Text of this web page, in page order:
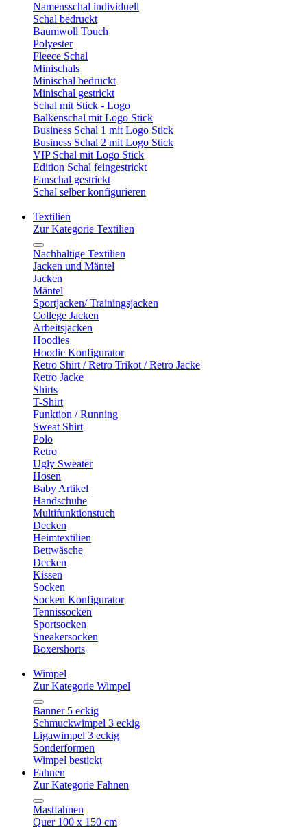
Namensschal individuell
Schal bedruckt
Baumwoll Touch
Polyester
Fleece Schal
Minischals
Minischal bedruckt
Minischal gestrickt
Schal mit Stick - Logo
Balkenschal mit Logo Stick
Business Schal 1 mit Logo Stick
Business Schal 2 mit Logo Stick
VIP Schal mit Logo Stick
Edition Schal feingestrickt
Fanschal gestrickt
Schal selber konfigurieren
Textilien
Zur Kategorie Textilien
Nachhaltige Textilien
Jacken und Mäntel
Jacken
Mäntel
Sportjacken/ Trainingsjacken
College Jacken
Arbeitsjacken
Hoodies
Hoodie Konfigurator
Retro Shirt / Retro Trikot / Retro Jacke
Retro Jacke
Shirts
T-Shirt
Funktion / Running
Sweat Shirt
Polo
Retro
Ugly Sweater
Hosen
Baby Artikel
Handschuhe
Multifunktionstuch
Decken
Heimtextilien
Bettwäsche
Decken
Kissen
Socken
Socken Konfigurator
Tennissocken
Sportsocken
Sneakersocken
Boxershorts
Wimpel
Zur Kategorie Wimpel
Banner 5 eckig
Schmuckwimpel 3 eckig
Ligawimpel 3 eckig
Sonderformen
Wimpel bestickt
Fahnen
Zur Kategorie Fahnen
Mastfahnen
Quer 100 x 150 cm